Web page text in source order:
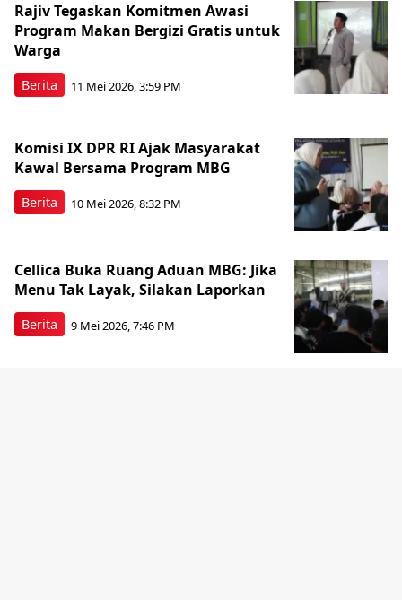
Berita
Rajiv Tegaskan Komitmen Awasi
Program Makan Bergizi Gratis untuk
Warga
11 Mei 2026, 3:59 PM
Berita
Komisi IX DPR RI Ajak Masyarakat
Kawal Bersama Program MBG
10 Mei 2026, 8:32 PM
Berita
Cellica Buka Ruang Aduan MBG: Jika
Menu Tak Layak, Silakan Laporkan
9 Mei 2026, 7:46 PM